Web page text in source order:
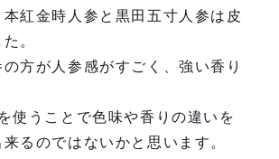
紅金時人参と黒田五寸人参は皮
。
方が人参感がすごく、強い香り
使うことで色味や香りの違いを
るのではないかと思います。